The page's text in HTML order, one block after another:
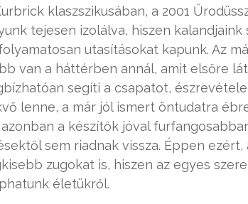
klaszszikusában, a 2001
tejesen izolálva, hiszen kalandjaink
utasításokat kapunk. Az
van a háttérben annál, amit elsőre
segíti a csapatot,
lenne, a már jól ismert öntudatra
a készítők jóval
sem riadnak vissza. Éppen ezért,
zugokat is, hiszen az egyes
életükről.